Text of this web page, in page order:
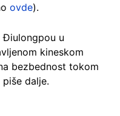
ovde).
Điulongpou u
kineskom
bezbednost tokom
dalje.